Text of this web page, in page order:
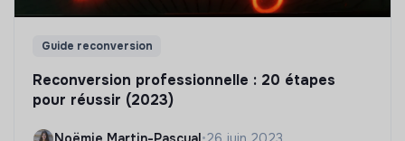
Guide reconversion
Reconversion professionnelle : 20 étapes
pour réussir (2023)